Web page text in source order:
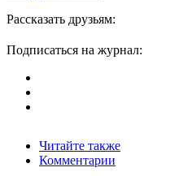
Рассказать друзьям:
Подписаться на журнал:
Читайте также
Комментарии